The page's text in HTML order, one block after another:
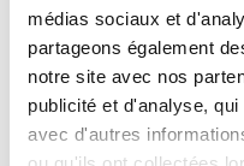
médias sociaux et
partageons également
notre site avec nos
publicité et d'analyse,
avec d'autres
ou qu'ils ont collectées
Eau d'appoint
Chaque année, 27 000